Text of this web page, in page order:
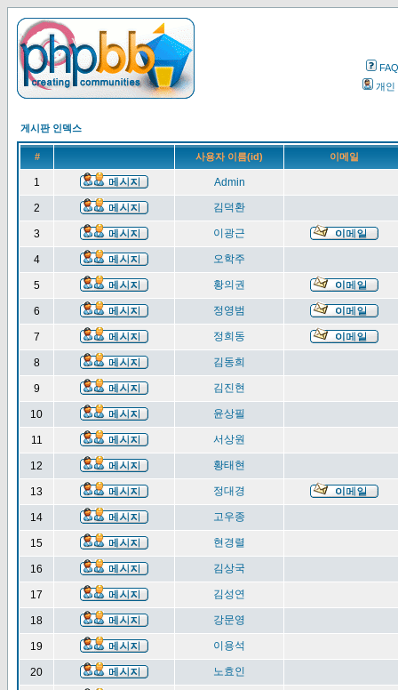
FAQ
개인
게시판 인덱스
# 사용자 이름(id) 이메일
1 Admin
2 김덕환
3 이광근
4 오학주
5 황의권
6 정영범
7 정희동
8 김동희
9 김진현
10 윤상필
11 서상원
12 황태현
13 정대경
14 고우종
15 현경렬
16 김상국
17 김성연
18 강문영
19 이용석
20 노효인